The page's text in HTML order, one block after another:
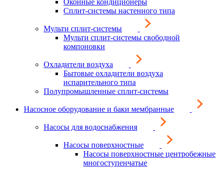
Оконные кондиционеры
Сплит-системы настенного типа
Мульти сплит-системы
Мульти сплит-системы свободной
компоновки
Охладители воздуха
Бытовые охладители воздуха
испарительного типа
Полупромышленные сплит-системы
Насосное оборудование и баки мембранные
Насосы для водоснабжения
Насосы поверхностные
Насосы поверхностные центробежные
многоступенчатые